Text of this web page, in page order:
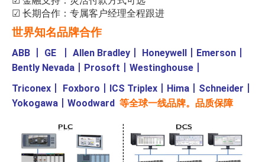
☑ 长期合作：专属客户经理全程跟进
世界知名品牌合作
ABB GE Allen Bradley Honeywell Emerson
Bently Nevada
Prosoft Westinghouse
Triconex
Foxboro ICS Triplex Hima Schneider
Yokogawa
Woodward 等全球一线品牌。品质保障